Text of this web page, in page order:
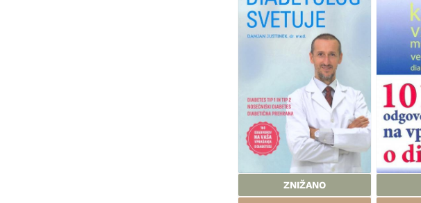
ZNIŽANO